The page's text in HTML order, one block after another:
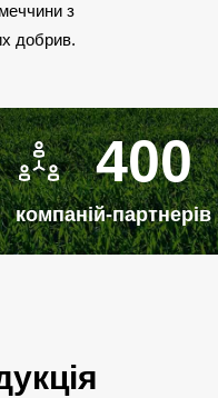
з
добрив.
400
компаній-партнерів